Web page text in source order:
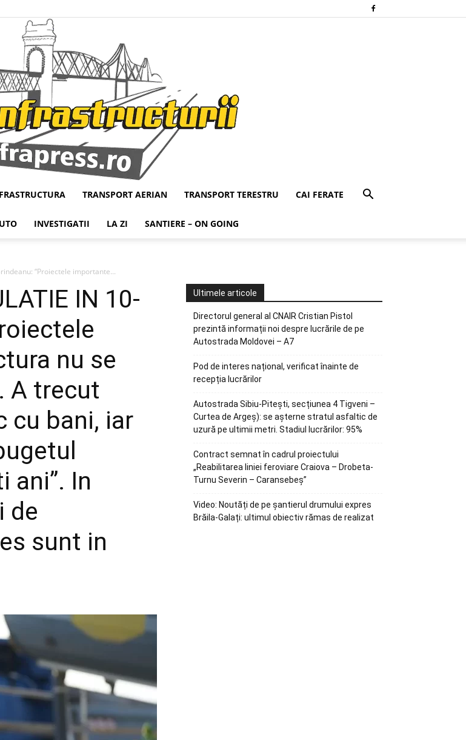
Infrapress
TRANSPORT AERIAN TRANSPORT TERESTRU CAI FERATE
INVESTIGATII LA ZI SANTIERE – ON GOING
“Proiectele importante...
IN 10-
nu se
A trecut
cu bani, iar
ani”. In
de
sunt in
Ultimele articole
Directorul general al CNAIR Cristian Pistol
prezintă informații noi despre lucrările de pe
Autostrada Moldovei – A7
Pod de interes național, verificat înainte de
recepția lucrărilor
Autostrada Sibiu-Pitești, secțiunea 4 Tigveni –
Curtea de Argeș): se așterne stratul asfaltic de
uzură pe ultimii metri. Stadiul lucrărilor: 95%
Contract semnat în cadrul proiectului
„Reabilitarea liniei feroviare Craiova – Drobeta-
Turnu Severin – Caransebeș”
Video: Noutăți de pe șantierul drumului expres
Brăila-Galați: ultimul obiectiv rămas de realizat